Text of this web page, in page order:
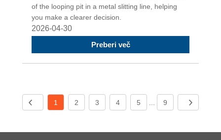
of the looping pit in a metal slitting line, helping
you make a clearer decision.
2026-04-30
Preberi več
1 2 3 4 5 9